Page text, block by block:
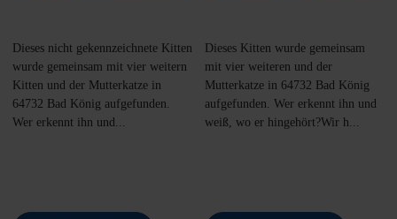
Dieses nicht gekennzeichnete Kitten
wurde gemeinsam mit vier weitern
Kitten und der Mutterkatze in
64732 Bad König aufgefunden.
Wer erkennt ihn und...
Dieses Kitten wurde gemeinsam
mit vier weiteren und der
Mutterkatze in 64732 Bad König
aufgefunden. Wer erkennt ihn und
weiß, wo er hingehört?Wir h...